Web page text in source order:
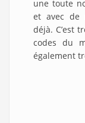
une toute
et avec de
déjà. C’est
codes du
également